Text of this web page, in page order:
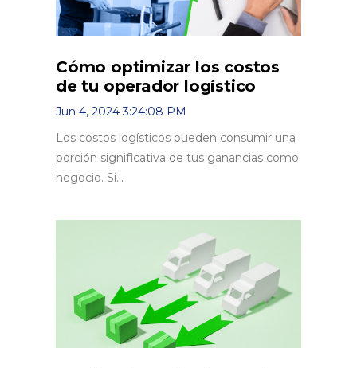
Cómo optimizar los costos
de tu operador logístico
Jun 4, 2024 3:24:08 PM
Los costos logísticos pueden consumir una
porción significativa de tus ganancias como
negocio. Si...